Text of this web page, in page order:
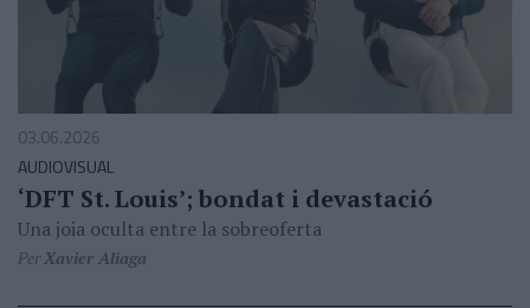
03.06.2026
AUDIOVISUAL
‘DFT St. Louis’; bondat i devastació
Una joia oculta entre la sobreoferta
PerXavier Aliaga